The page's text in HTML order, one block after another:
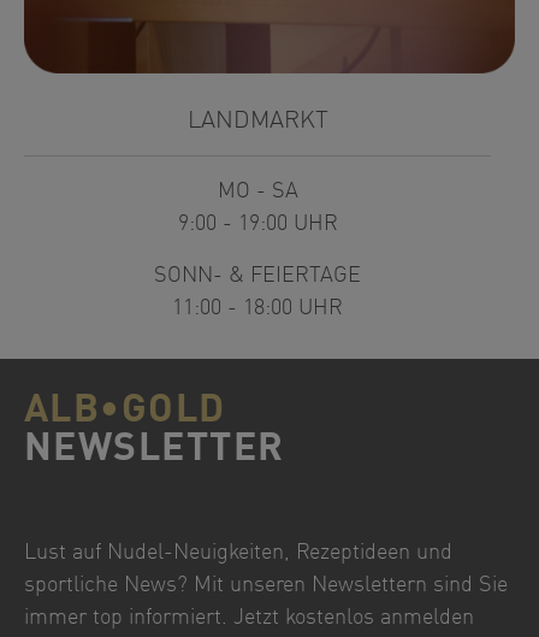
LANDMARKT
MO - SA
9:00 - 19:00 UHR
SONN- & FEIERTAGE
11:00 - 18:00 UHR
ALB•GOLD
NEWSLETTER
Lust auf Nudel-Neuigkeiten, Rezeptideen und
sportliche News? Mit unseren Newslettern sind Sie
immer top informiert. Jetzt kostenlos anmelden